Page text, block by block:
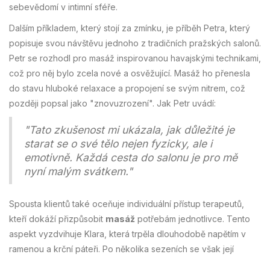
sebevědomí v intimní sféře.
Dalším příkladem, který stojí za zmínku, je příběh Petra, který
popisuje svou návštěvu jednoho z tradičních pražských salonů.
Petr se rozhodl pro masáž inspirovanou havajskými technikami,
což pro něj bylo zcela nové a osvěžující. Masáž ho přenesla
do stavu hluboké relaxace a propojení se svým nitrem, což
později popsal jako "znovuzrození". Jak Petr uvádí:
"Tato zkušenost mi ukázala, jak důležité je
starat se o své tělo nejen fyzicky, ale i
emotivně. Každá cesta do salonu je pro mě
nyní malým svátkem."
Spousta klientů také oceňuje individuální přístup terapeutů,
kteří dokáží přizpůsobit masáž potřebám jednotlivce. Tento
aspekt vyzdvihuje Klara, která trpěla dlouhodobě napětím v
ramenou a krční páteři. Po několika sezeních se však její